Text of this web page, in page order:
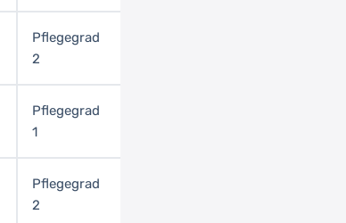
Pflegegrad
2
Pflegegrad
1
Pflegegrad
2